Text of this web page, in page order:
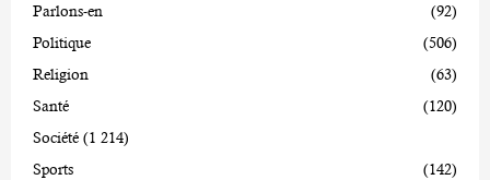
Parlons-en
(92)
Politique
(506)
Religion
(63)
Santé
(120)
Société (1 214)
Sports
(142)